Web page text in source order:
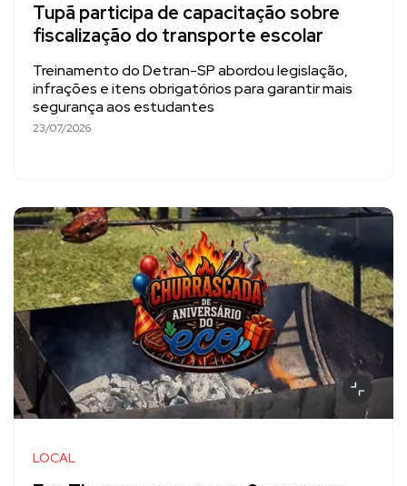
Tupã participa de capacitação sobre
fiscalização do transporte escolar
Treinamento do Detran-SP abordou legislação,
infrações e itens obrigatórios para garantir mais
segurança aos estudantes
23/07/2026
LOCAL